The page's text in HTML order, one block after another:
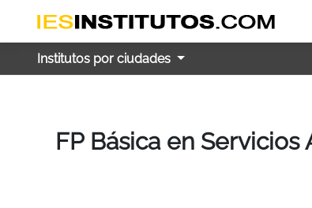
Institutos por ciudades
FP Básica en